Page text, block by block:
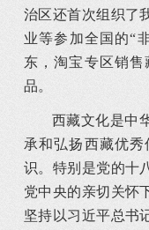
治区还首次组织了
业等参加全国的“
东，淘宝专区销
品。
西藏文化是中
承和弘扬西藏优
识。特别是党的十
党中央的亲切关怀
坚持以习近平总书